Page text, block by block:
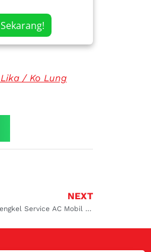
/ Ko Lung
NEXT
Bengkel Service AC Mobil Sigra di Pamulang, Dijamin Sejuk dan Hemat Biaya!